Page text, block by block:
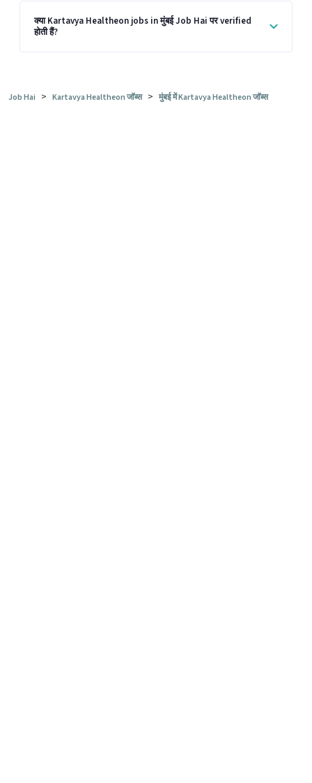
क्या Kartavya Healtheon jobs in मुंबई Job Hai पर verified
होती हैं?
Job Hai > Kartavya Healtheon जॉब्स > मुंबई में Kartavya Healtheon जॉब्स